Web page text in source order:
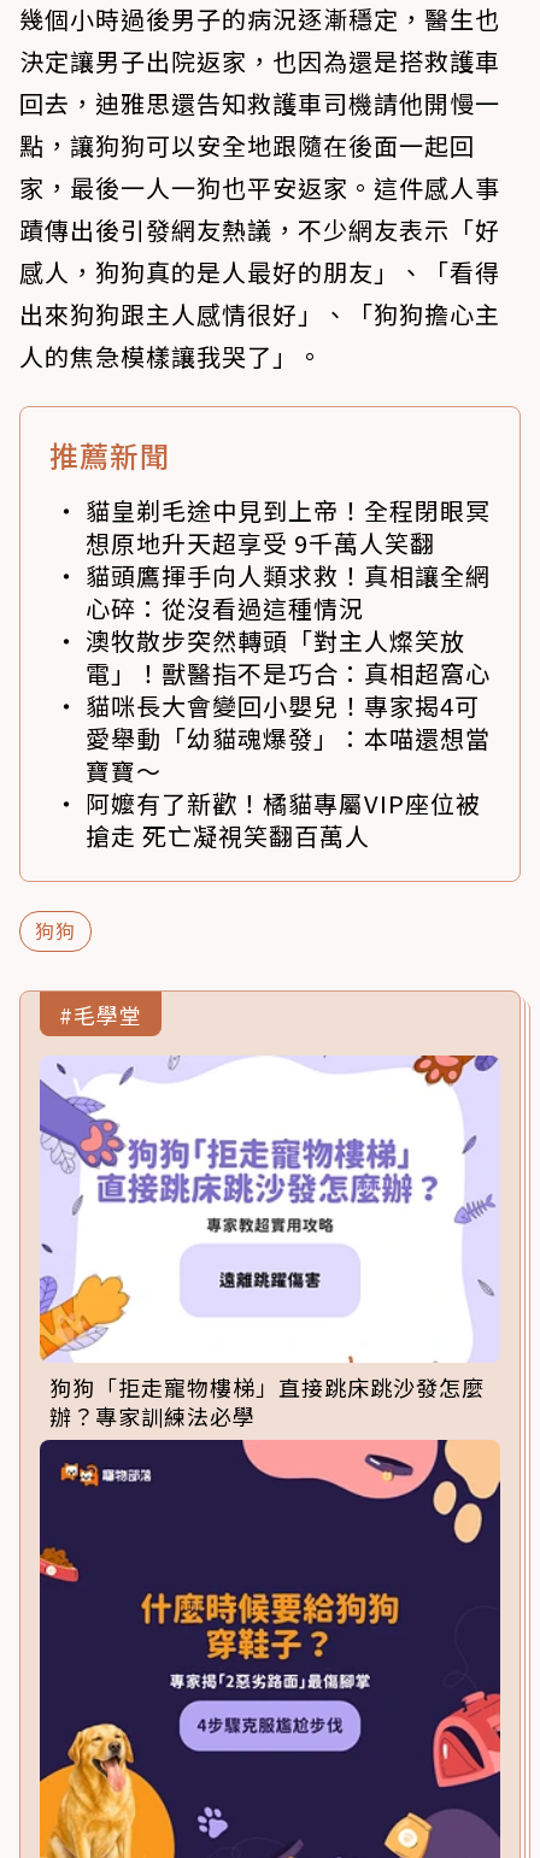
幾個小時過後男子的病況逐漸穩定，醫生也
決定讓男子出院返家，也因為還是搭救護車
回去，迪雅思還告知救護車司機請他開慢一
點，讓狗狗可以安全地跟隨在後面一起回
家，最後一人一狗也平安返家。這件感人事
蹟傳出後引發網友熱議，不少網友表示「好
感人，狗狗真的是人最好的朋友」、「看得
出來狗狗跟主人感情很好」、「狗狗擔心主
人的焦急模樣讓我哭了」。
推薦新聞
貓皇剃毛途中見到上帝！全程閉眼冥
想原地升天超享受 9千萬人笑翻
貓頭鷹揮手向人類求救！真相讓全網
心碎：從沒看過這種情況
澳牧散步突然轉頭「對主人燦笑放
電」！獸醫指不是巧合：真相超窩心
貓咪長大會變回小嬰兒！專家揭4可
愛舉動「幼貓魂爆發」：本喵還想當
寶寶～
阿嬤有了新歡！橘貓專屬VIP座位被
搶走 死亡凝視笑翻百萬人
狗狗
#毛學堂
狗狗「拒走寵物樓梯」直接跳床跳沙發怎麼
辦？專家訓練法必學